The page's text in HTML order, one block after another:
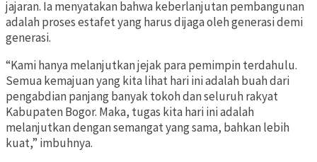
jajaran. Ia menyatakan bahwa keberlanjutan pembangunan
adalah proses estafet yang harus dijaga oleh generasi demi
generasi.
“Kami hanya melanjutkan jejak para pemimpin terdahulu.
Semua kemajuan yang kita lihat hari ini adalah buah dari
pengabdian panjang banyak tokoh dan seluruh rakyat
Kabupaten Bogor. Maka, tugas kita hari ini adalah
melanjutkan dengan semangat yang sama, bahkan lebih
kuat,” imbuhnya.